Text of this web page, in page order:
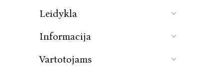
Leidykla
Informacija
Vartotojams